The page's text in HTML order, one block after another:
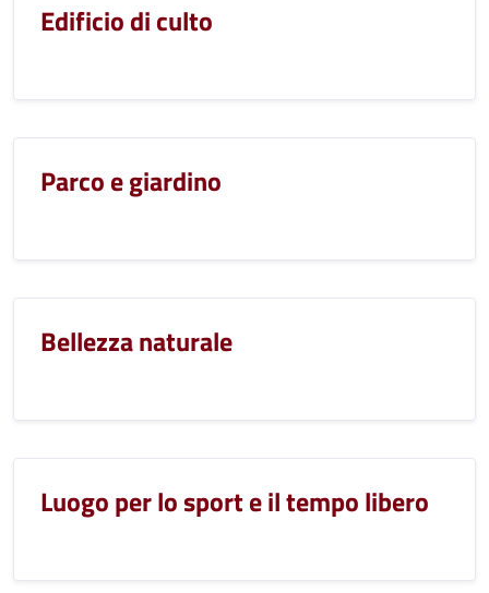
Edificio di culto
Parco e giardino
Bellezza naturale
Luogo per lo sport e il tempo libero